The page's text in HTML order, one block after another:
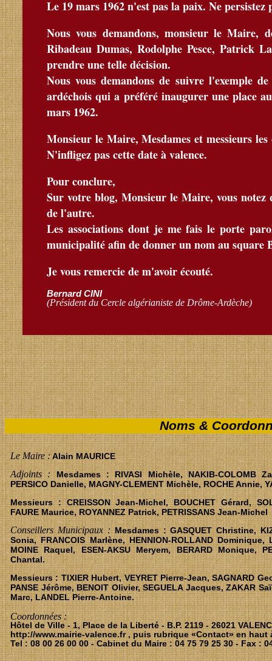
Le 19 mars 1962 n'est pas la paix. Ne persistez
Nous vous demandons, monsieur le Maire,
Ribadeau Dumas, Rodolphe Pesce, Patrick
prendre une telle décision.
Nous vous demandons de suivre l'exemple
ardéchois qui a préféré inaugurer une place
mars 1962.
Monsieur le Maire, Mesdames et messieurs
N'infligez pas cette date à valence.
Pour conclure,
Sur votre blog, Monsieur le Maire, vous
de l'autre.
Les associations dont je me fais le porte
municipalité afin de donner un nom au square
Je vous remercie de m'avoir écouté.
Bernard CINI
(Président du Cercle algérianiste de Drôme-Ardèche)
Noms &
Le Maire :Alain MAURICE
Adjoints :Mesdames : RIVASI Michèle, NAKIB-COLOMB
PERSICO Danielle, MAGNY-CLEMENT Michèle, ROCHE Annie,
Messieurs : CREISSON Jean-Michel, BOUCHET Gérard,
FAURE Maurice, ROYANNEZ Patrick, PETRISSANS Jean-Michel
Conseillers Municipaux :Mesdames : GASQUET Christine,
Sonia, FRANCOIS Marlène, HENNION-ROLLAND Dominique,
MOINE Raquel, ESEN-AKSU Meryem, BERARD Monique,
Chantal.
Messieurs : TIXIER Hubert, VEYRET Pierre-Jean, SAGNARD
PANSE Jérôme, BENOIT Olivier, SEGUELA Jacques, ZAKAR
Marc, LANDEL Pierre-Antoine.
Coordonnées :
Hôtel de Ville - 1, Place de la Liberté - B.P. 2119 - 26021
http://www.mairie-valence.fr , puis rubrique «Contact» en
Tel : 08 00 26 00 00 - Cabinet du Maire : 04 75 79 25 30 - Fax :